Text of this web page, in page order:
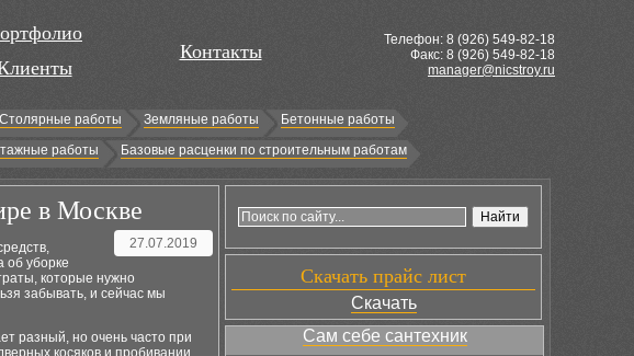
Контакты
Телефон: 8 (926) 549-82-18
Факс: 8 (926) 549-82-18
manager@nicstroy.ru
Столярные работы Земляные работы
Бетонные работы
работы Базовые расценки по строительным работам
в Москве
27.07.2019
об уборке
которые нужно
забывать, и сейчас мы
разный, но очень часто при
косяков и пробивании
Скачать прайс лист
Скачать
Сам себе сантехник